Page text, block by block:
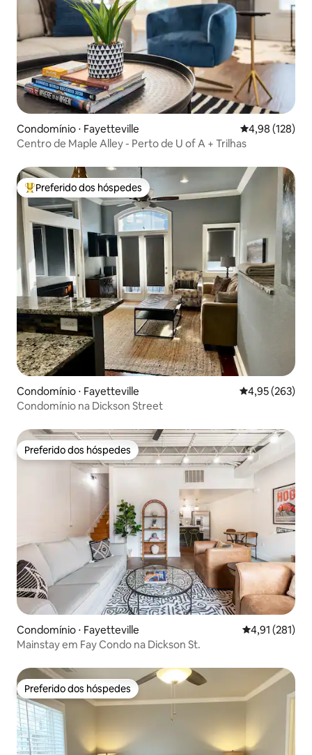
Condomínio ⋅ Fayetteville 4,98 de uma
4,98 (128)
Centro de Maple Alley - Perto de U of A + Trilhas
Entre os melhores preferidos dos hóspedes
Preferido dos hóspedes
Condomínio ⋅ Fayetteville 4,95 de uma
4,95 (263)
Condomínio na Dickson Street
Preferido dos hóspedes
Preferido dos hóspedes
Condomínio ⋅ Fayetteville 4,91 de uma
4,91 (281)
Mainstay em Fay Condo na Dickson St.
Preferido dos hóspedes
Preferido dos hóspedes